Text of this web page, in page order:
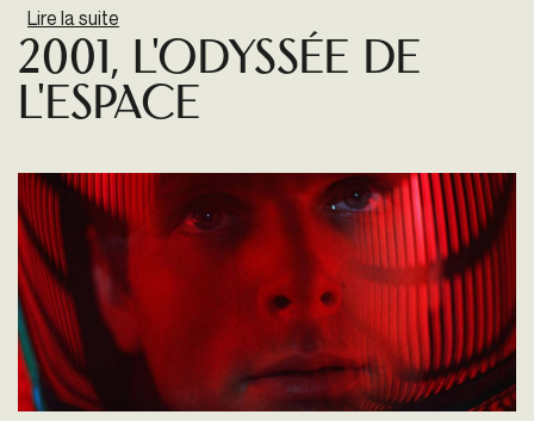
Lire la suite
2001, l'Odyssée de
l'espace